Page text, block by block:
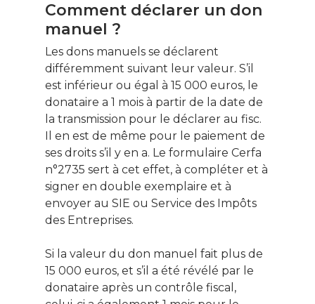
Comment déclarer un don
manuel ?
Les dons manuels se déclarent
différemment suivant leur valeur. S’il
est inférieur ou égal à 15 000 euros, le
donataire a 1 mois à partir de la date de
la transmission pour le déclarer au fisc.
Il en est de même pour le paiement de
ses droits s’il y en a. Le formulaire Cerfa
n°2735 sert à cet effet, à compléter et à
signer en double exemplaire et à
envoyer au SIE ou Service des Impôts
des Entreprises.
Si la valeur du don manuel fait plus de
15 000 euros, et s’il a été révélé par le
donataire après un contrôle fiscal,